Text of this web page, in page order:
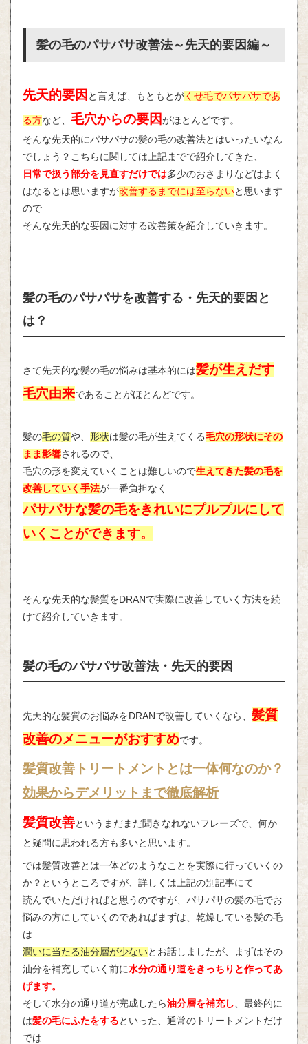
髪の毛のパサパサ改善法～先天的要因編～
先天的要因 と言えば、もともとがくせ毛でパサパサであ
る方など、 毛穴からの要因 がほとんどです。
そんな先天的にパサパサの髪の毛の改善法とはいったいなん
でしょう？こちらに関しては上記までで紹介してきた、
日常で扱う部分を見直すだけでは多少のおさまりなどはよく
はなるとは思いますが改善するまでには至らないと思います
ので
そんな先天的な要因に対する改善策を紹介していきます。
髪の毛のパサパサを改善する・先天的要因と
は？
さて先天的な髪の毛の悩みは基本的には髪が生えだす
毛穴由来であることがほとんどです。
髪の毛の質や、 形状は髪の毛が生えてくる毛穴の形状にその
まま影響されるので、
毛穴の形を変えていくことは難しいので生えてきた髪の毛を
改善していく手法が一番負担なく
パサパサな髪の毛をきれいにプルプルにして
いくことができます。
そんな先天的な髪質をDRANで実際に改善していく方法を続
けて紹介していきます。
髪の毛のパサパサ改善法・先天的要因
先天的な髪質のお悩みをDRANで改善していくなら、 髪質
改善のメニューがおすすめです。
髪質改善トリートメントとは一体何なのか？
効果からデメリットまで徹底解析
髪質改善というまだまだ聞きなれないフレーズで、何か
と疑問に思われる方も多いと思います。
では髪質改善とは一体どのようなことを実際に行っていくの
か？というところですが、詳しくは上記の別記事にて
読んでいただければと思うのですが、パサパサの髪の毛でお
悩みの方にしていくのであればまずは、乾燥している髪の毛
は
潤いに当たる油分層が少ないとお話しましたが、まずはその
油分を補充していく前に水分の通り道をきっちりと作ってあ
げます。
そして水分の通り道が完成したら油分層を補充し、最終的に
は髪の毛にふたをする といった、通常のトリートメントだけ
では